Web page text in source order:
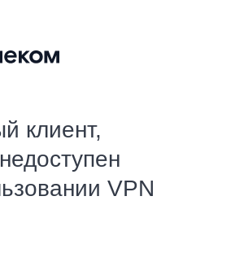
клиент,
VPN